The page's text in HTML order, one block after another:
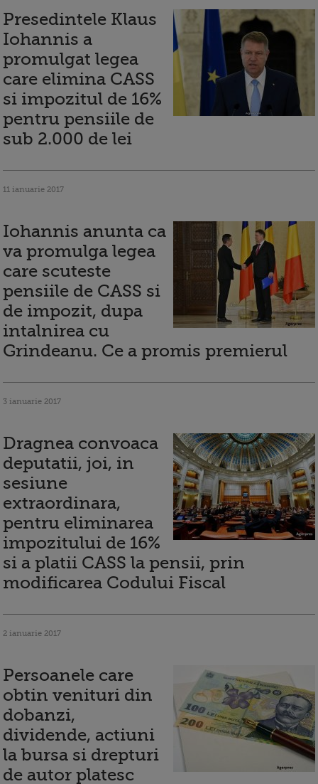
Presedintele Klaus
Iohannis a
promulgat legea
care elimina CASS
si impozitul de 16%
pentru pensiile de
sub 2.000 de lei
11 ianuarie 2017
Iohannis anunta ca
va promulga legea
care scuteste
pensiile de CASS si
de impozit, dupa
intalnirea cu
Grindeanu. Ce a promis premierul
3 ianuarie 2017
Dragnea convoaca
deputatii, joi, in
sesiune
extraordinara,
pentru eliminarea
impozitului de 16%
si a platii CASS la pensii, prin
modificarea Codului Fiscal
2 ianuarie 2017
Persoanele care
obtin venituri din
dobanzi,
dividende, actiuni
la bursa si drepturi
de autor platesc